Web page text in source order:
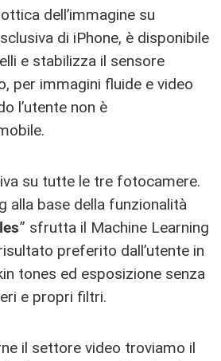
dell’immagine su
di iPhone, è disponibile
e stabilizza il sensore
per immagini fluide e video
l’utente non è
su tutte le tre fotocamere.
alla base della funzionalità
” sfrutta il Machine Learning
preferito dall’utente in
tones ed esposizione senza
e propri filtri.
il settore video troviamo il